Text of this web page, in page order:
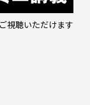
視聴いただけます